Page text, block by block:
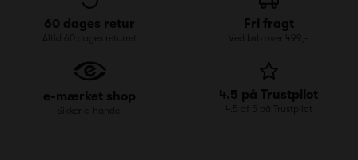
60 dages retur
Altid 60 dages returret
Fri fragt
Ved køb over 499,-
e-mærket shop
Sikker e-handel
4.5 på Trustpilot
4.5 af 5 på Trustpilot